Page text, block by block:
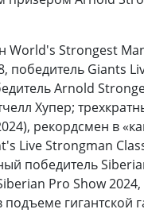
World's Strongest
победитель Giants
Arnold
Хупер;
рекордсмен в
Live Strongman
победитель
Pro Show
гигантской